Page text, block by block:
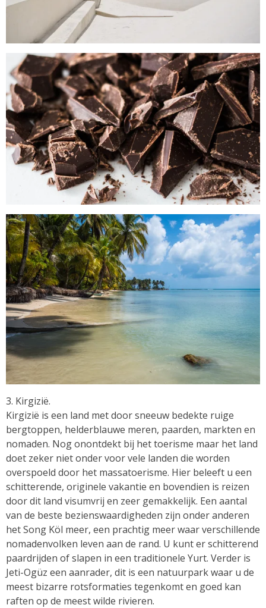
3. Kirgizië.
Kirgizië is een land met door sneeuw bedekte ruige
bergtoppen, helderblauwe meren, paarden, markten en
nomaden. Nog onontdekt bij het toerisme maar het land
doet zeker niet onder voor vele landen die worden
overspoeld door het massatoerisme. Hier beleeft u een
schitterende, originele vakantie en bovendien is reizen
door dit land visumvrij en zeer gemakkelijk. Een aantal
van de beste bezienswaardigheden zijn onder anderen
het Song Köl meer, een prachtig meer waar verschillende
nomadenvolken leven aan de rand. U kunt er schitterend
paardrijden of slapen in een traditionele Yurt. Verder is
Jeti-Ogüz een aanrader, dit is een natuurpark waar u de
meest bizarre rotsformaties tegenkomt en goed kan
raften op de meest wilde rivieren.